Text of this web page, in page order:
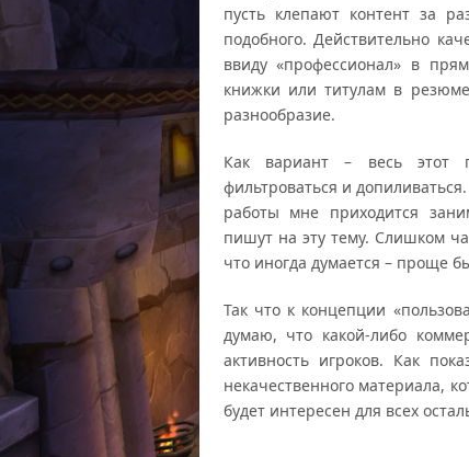
пусть клепают контент за
подобного. Действительно
ввиду «профессионал» в
книжки или титулам в
разнообразие.
Как вариант – весь этот
фильтроваться и
работы мне приходится
пишут на эту тему. Слишком
что иногда думается – проще
Так что к концепции
думаю, что какой-либо
активность игроков. Как
некачественного материала,
будет интересен для всех